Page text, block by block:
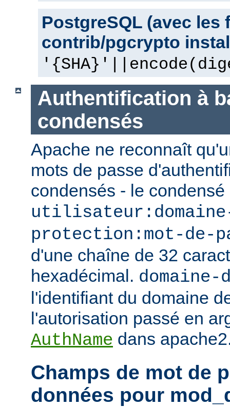
PostgreSQL (avec les
contrib/pgcrypto
Authentification à
condensés
Apache ne reconnaît
mots de passe
condensés - le
protection:mot-de-
d'une chaîne de 32
hexadécimal.
l'identifiant du domaine
l'autorisation passé en
AuthName dans
Champs de mot de
données pour